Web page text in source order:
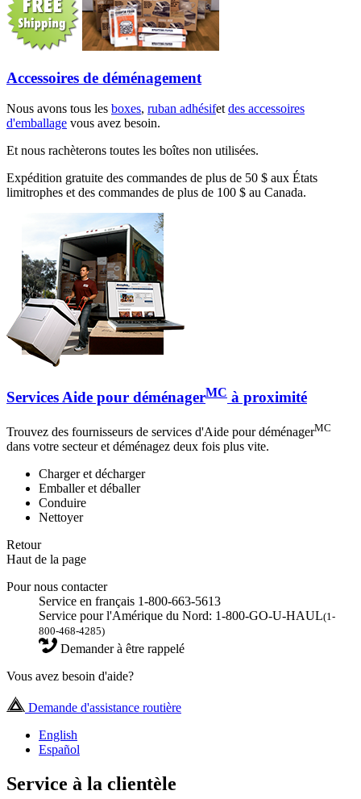
Accessoires de déménagement
Nous avons tous les boxes, ruban adhésifetdes accessoires
d'emballage vous avez besoin.
Et nous rachèterons toutes les boîtes non utilisées.
Expédition gratuite des commandes de plus de 50 $ aux États
limitrophes et des commandes de plus de 100 $ au Canada.
Services Aide pour déménagerMC à proximité
Trouvez des fournisseurs de services d'Aide pour déménagerMC
dans votre secteur et déménagez deux fois plus vite.
Charger et décharger
Emballer et déballer
Conduire
Nettoyer
Retour
Haut de la page
Pour nous contacter
Service en français 1-800-663-5613
Service pour l'Amérique du Nord: 1-800-GO-U-HAUL(1-
800-468-4285)
Demander à être rappelé
Vous avez besoin d'aide?
Demande d'assistance routière
English
Español
Service à la clientèle